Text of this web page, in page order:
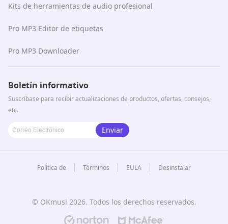
Kits de herramientas de audio profesional
Pro MP3 Editor de etiquetas
Pro MP3 Downloader
Boletín informativo
Suscríbase para recibir actualizaciones de productos, ofertas, consejos,
etc.
Enviar
Política de Términos EULA Desinstalar
© OKmusi 2026. Todos los derechos reservados.